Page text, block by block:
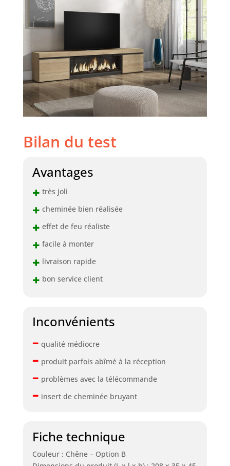
Bilan du test
Avantages
+ très joli
+ cheminée bien réalisée
+ effet de feu réaliste
+ facile à monter
+ livraison rapide
+ bon service client
Inconvénients
– qualité médiocre
– produit parfois abîmé à la réception
– problèmes avec la télécommande
– insert de cheminée bruyant
Fiche technique
Couleur : Chêne – Option B